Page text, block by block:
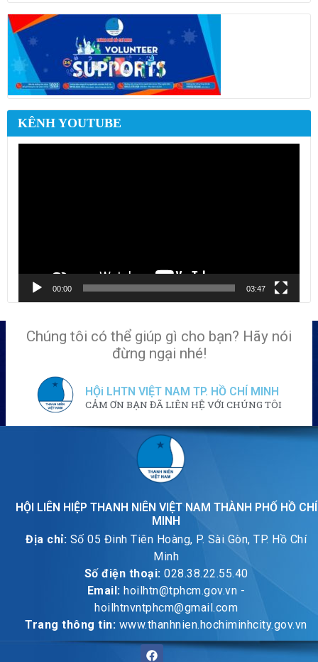
KÊNH YOUTUBE
00:00 03:47
Chúng tôi có thể giúp gì cho bạn? Hãy nói
đừng ngại nhé!
HỘi LHTN VIỆT NAM TP. HỒ CHÍ MINH
CẢM ƠN BẠN ĐÃ LIÊN HỆ VỚI CHÚNG TÔI
HỘI LIÊN HIỆP THANH NIÊN VIỆT NAM THÀNH PHỐ HỒ CHÍ
MINH
Địa chỉ: Số 05 Đinh Tiên Hoàng, P. Sài Gòn, TP. Hồ Chí
Minh
Số điện thoại: 028.38.22.55.40
Email: hoilhtn@tphcm.gov.vn -
hoilhtnvntphcm@gmail.com
Trang thông tin: www.thanhnien.hochiminhcity.gov.vn